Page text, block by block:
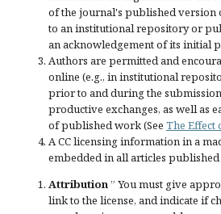
of the journal's published version
to an institutional repository or
an acknowledgement of its initial
Authors are permitted and
online (e.g., in institutional
prior to and during the submission
productive exchanges, as well as
of published work (See The Effect
A CC licensing information in a
embedded in all articles
Attribution” You must give
link to the license, andindicate if